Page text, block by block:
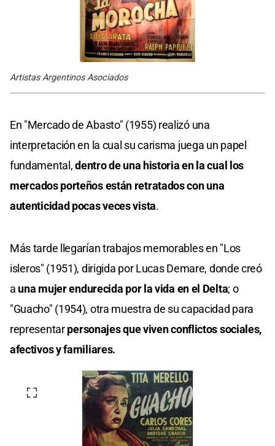
Artistas Argentinos Asociados
En "Mercado de Abasto" (1955) realizó una
interpretación en la cual su carisma juega un papel
fundamental,dentro de una historia en la cual los
mercados porteños están retratados con una
autenticidad pocas veces vista.
Más tarde llegarían trabajos memorables en "Los
isleros" (1951), dirigida por Lucas Demare, donde creó
a una mujer endurecida por la vida en el Delta; o
"Guacho" (1954), otra muestra de su capacidad para
representarpersonajes que viven conflictos sociales,
afectivos y familiares.